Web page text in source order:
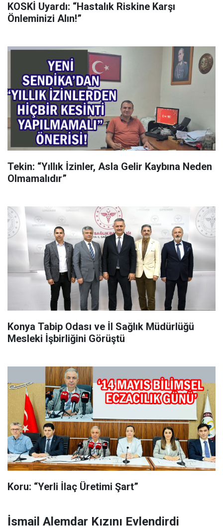
KOSKİ Uyardı: “Hastalık Riskine Karşı
Önleminizi Alın!”
Tekin: “Yıllık İzinler, Asla Gelir Kaybına Neden
Olmamalıdır”
Konya Tabip Odası ve İl Sağlık Müdürlüğü
Mesleki İşbirliğini Görüştü
Koru: “Yerli İlaç Üretimi Şart”
İsmail Alemdar Kızını Evlendirdi